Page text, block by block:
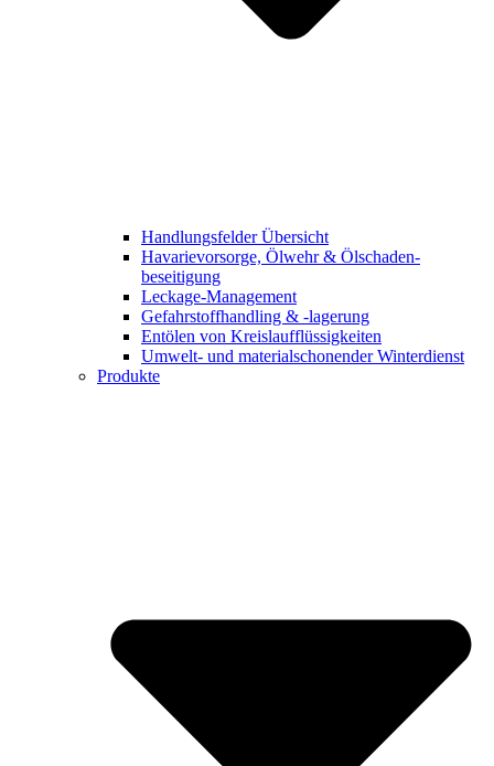
Handlungsfelder Übersicht
Havarie­vorsorge, Ölwehr & Ölschaden­
beseitigung
Leckage-Management
Gefahrstoff­handling & -lagerung
Entölen von Kreislauf­flüssigkeiten
Umwelt- und materialschonender Winterdienst
Produkte